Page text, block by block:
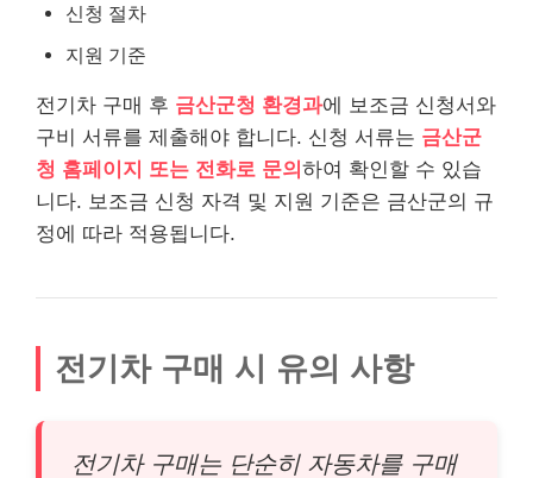
신청 절차
지원 기준
전기차 구매 후 금산군청 환경과에 보조금 신청서와
구비 서류를 제출해야 합니다. 신청 서류는 금산군
청 홈페이지 또는 전화로 문의 하여 확인할 수 있습
니다. 보조금 신청 자격 및 지원 기준은 금산군의 규
정에 따라 적용됩니다.
전기차 구매 시 유의 사항
전기차 구매는 단순히 자동차를 구매